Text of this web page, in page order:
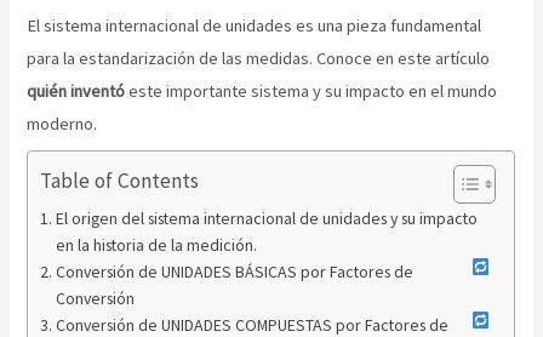
El sistema internacional de unidades es una pieza fundamental
para la estandarización de las medidas. Conoce en este artículo
quién inventóeste importante sistema y su impacto en el mundo
moderno.
Table of Contents
El origen del sistema internacional de unidades y su impacto
en la historia de la medición.
Conversión de UNIDADES BÁSICAS por Factores de
Conversión
Conversión de UNIDADES COMPUESTAS por Factores de